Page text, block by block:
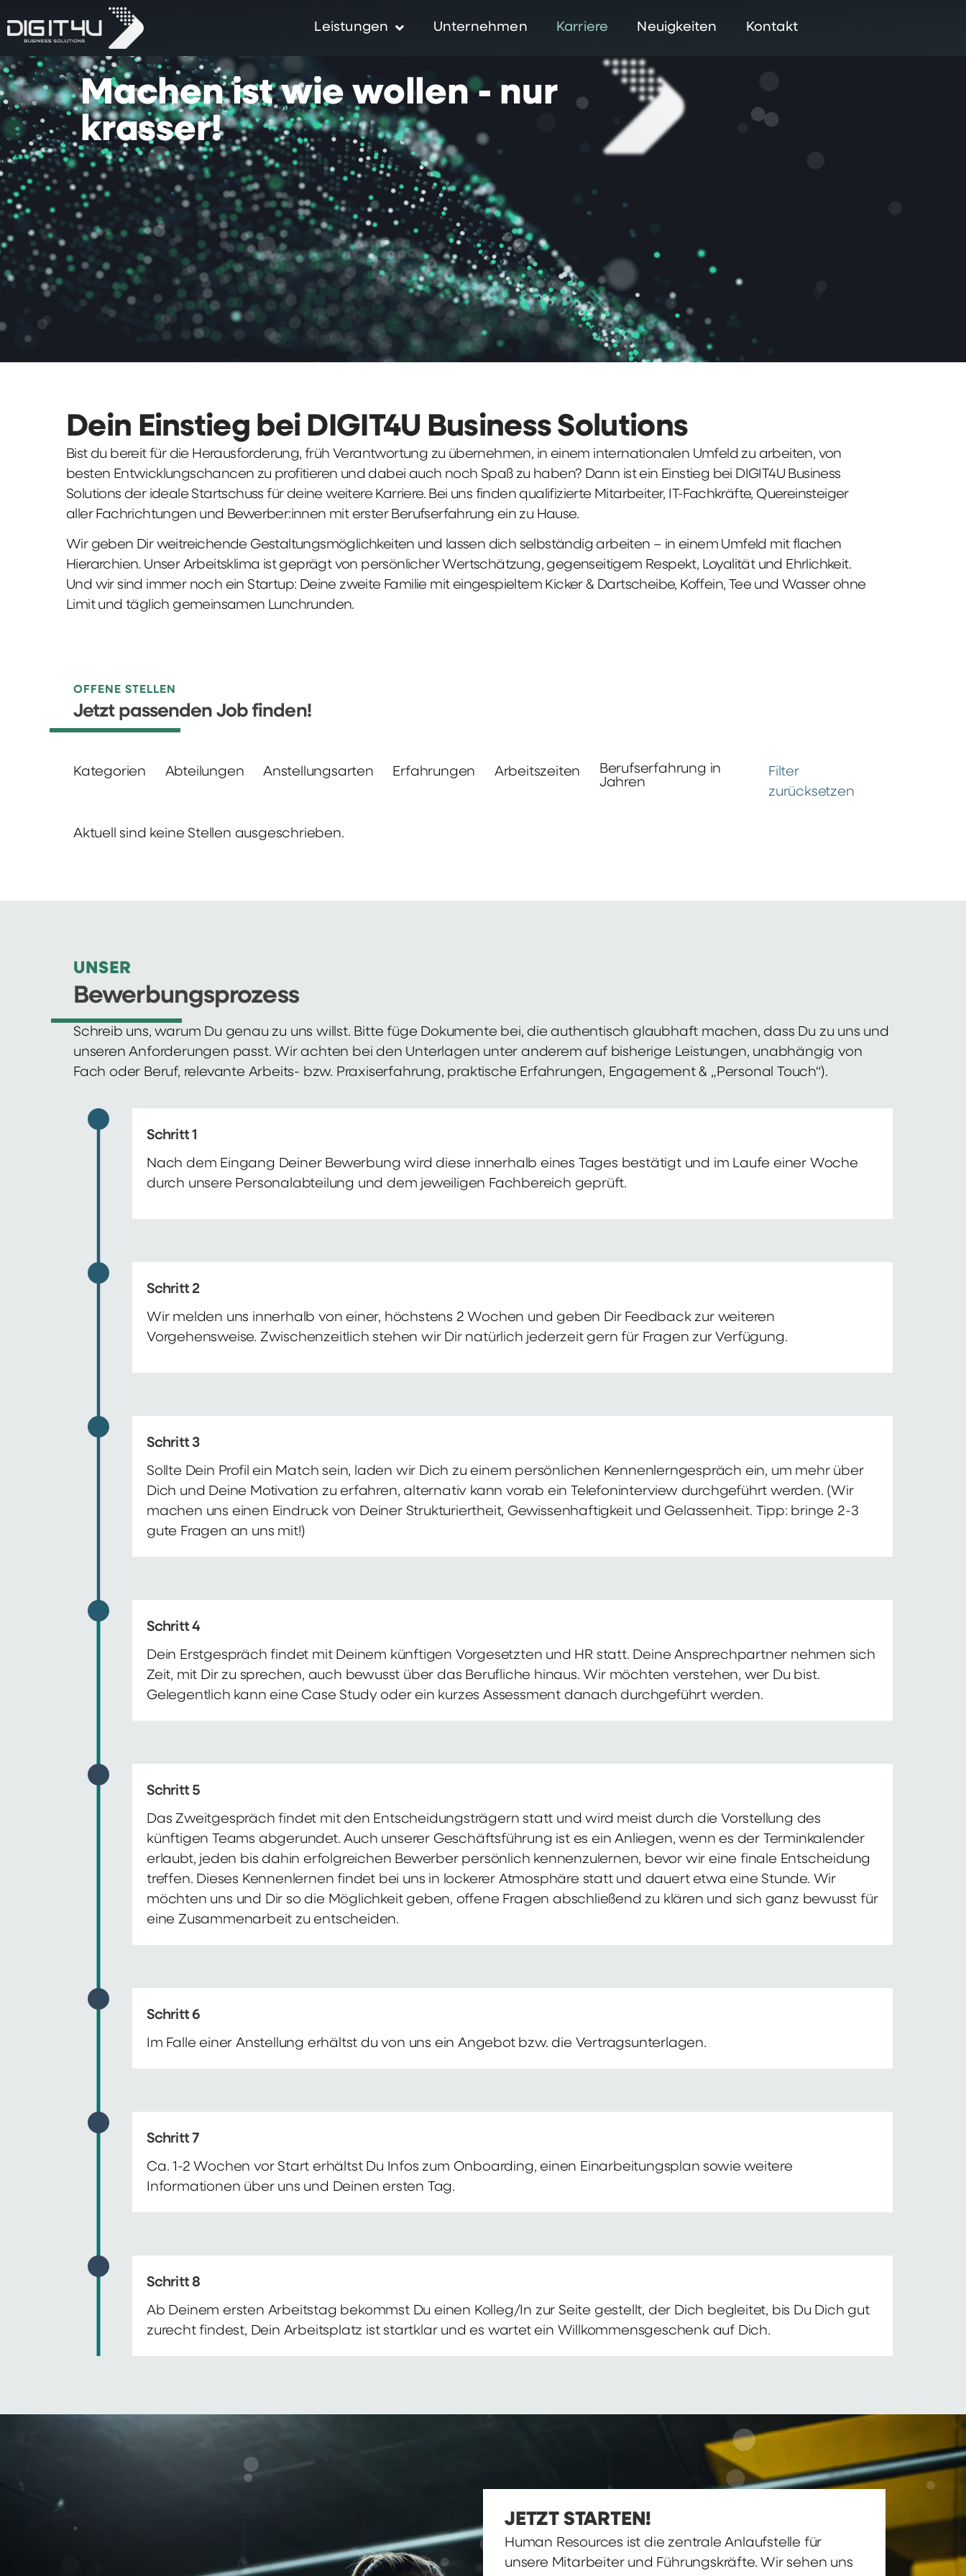
Leistungen Unternehmen Karriere Neuigkeiten Kontakt
Machen ist wie wollen - nur
krasser!
Dein Einstieg bei DIGIT4U Business Solutions
Bist du bereit für die Herausforderung, früh Verantwortung zu übernehmen, in einem internationalen Umfeld zu arbeiten, von
besten Entwicklungschancen zu profitieren und dabei auch noch Spaß zu haben? Dann ist ein Einstieg bei DIGIT4U Business
Solutions der ideale Startschuss für deine weitere Karriere. Bei uns finden qualifizierte Mitarbeiter, IT-Fachkräfte, Quereinsteiger
aller Fachrichtungen und Bewerber:innen mit erster Berufserfahrung ein zu Hause.
Wir geben Dir weitreichende Gestaltungsmöglichkeiten und lassen dich selbständig arbeiten – in einem Umfeld mit flachen
Hierarchien. Unser Arbeitsklima ist geprägt von persönlicher Wertschätzung, gegenseitigem Respekt, Loyalität und Ehrlichkeit.
Und wir sind immer noch ein Startup: Deine zweite Familie mit eingespieltem Kicker & Dartscheibe, Koffein, Tee und Wasser ohne
Limit und täglich gemeinsamen Lunchrunden.
OFFENE STELLEN
Jetzt passenden Job finden!
Kategorien Abteilungen Anstellungsarten Erfahrungen Arbeitszeiten
Berufserfahrung in
Jahren
Filter
zurücksetzen
Aktuell sind keine Stellen ausgeschrieben.
UNSER
Bewerbungsprozess
Schreib uns, warum Du genau zu uns willst. Bitte füge Dokumente bei, die authentisch glaubhaft machen, dass Du zu uns und
unseren Anforderungen passt. Wir achten bei den Unterlagen unter anderem auf bisherige Leistungen, unabhängig von
Fach oder Beruf, relevante Arbeits- bzw. Praxiserfahrung, praktische Erfahrungen, Engagement & „Personal Touch“).
Schritt 1
Nach dem Eingang Deiner Bewerbung wird diese innerhalb eines Tages bestätigt und im Laufe einer Woche
durch unsere Personalabteilung und dem jeweiligen Fachbereich geprüft.
Schritt 2
Wir melden uns innerhalb von einer, höchstens 2 Wochen und geben Dir Feedback zur weiteren
Vorgehensweise. Zwischenzeitlich stehen wir Dir natürlich jederzeit gern für Fragen zur Verfügung.
Schritt 3
Sollte Dein Profil ein Match sein, laden wir Dich zu einem persönlichen Kennenlerngespräch ein, um mehr über
Dich und Deine Motivation zu erfahren, alternativ kann vorab ein Telefoninterview durchgeführt werden. (Wir
machen uns einen Eindruck von Deiner Strukturiertheit, Gewissenhaftigkeit und Gelassenheit. Tipp: bringe 2-3
gute Fragen an uns mit!)
Schritt 4
Dein Erstgespräch findet mit Deinem künftigen Vorgesetzten und HR statt. Deine Ansprechpartner nehmen sich
Zeit, mit Dir zu sprechen, auch bewusst über das Berufliche hinaus. Wir möchten verstehen, wer Du bist.
Gelegentlich kann eine Case Study oder ein kurzes Assessment danach durchgeführt werden.
Schritt 5
Das Zweitgespräch findet mit den Entscheidungsträgern statt und wird meist durch die Vorstellung des
künftigen Teams abgerundet. Auch unserer Geschäftsführung ist es ein Anliegen, wenn es der Terminkalender
erlaubt, jeden bis dahin erfolgreichen Bewerber persönlich kennenzulernen, bevor wir eine finale Entscheidung
treffen. Dieses Kennenlernen findet bei uns in lockerer Atmosphäre statt und dauert etwa eine Stunde. Wir
möchten uns und Dir so die Möglichkeit geben, offene Fragen abschließend zu klären und sich ganz bewusst für
eine Zusammenarbeit zu entscheiden.
Schritt 6
Im Falle einer Anstellung erhältst du von uns ein Angebot bzw. die Vertragsunterlagen.
Schritt 7
Ca. 1-2 Wochen vor Start erhältst Du Infos zum Onboarding, einen Einarbeitungsplan sowie weitere
Informationen über uns und Deinen ersten Tag.
Schritt 8
Ab Deinem ersten Arbeitstag bekommst Du einen Kolleg/In zur Seite gestellt, der Dich begleitet, bis Du Dich gut
zurecht findest, Dein Arbeitsplatz ist startklar und es wartet ein Willkommensgeschenk auf Dich.
JETZT STARTEN!
Human Resources ist die zentrale Anlaufstelle für
unsere Mitarbeiter und Führungskräfte. Wir sehen uns